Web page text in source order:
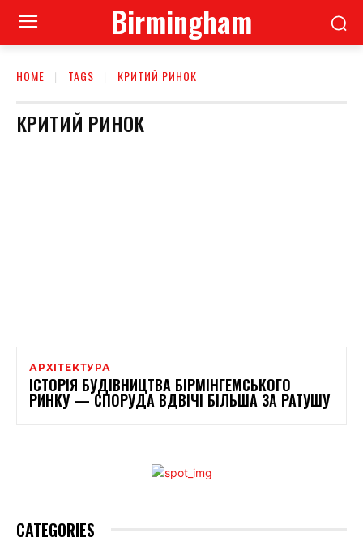
Birmingham
HOME TAGS КРИТИЙ РИНОК
КРИТИЙ РИНОК
АРХІТЕКТУРА
ІСТОРІЯ БУДІВНИЦТВА БІРМІНГЕМСЬКОГО
РИНКУ — СПОРУДА ВДВІЧІ БІЛЬША ЗА РАТУШУ
CATEGORIES